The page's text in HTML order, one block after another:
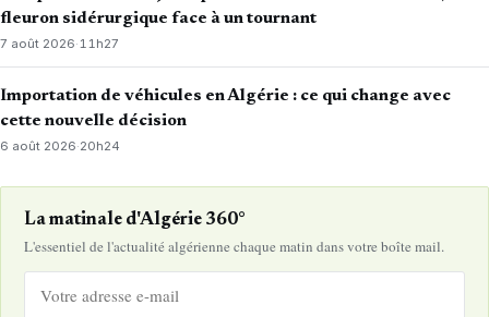
fleuron sidérurgique face à un tournant
7 août 2026· 11h27
Importation de véhicules en Algérie : ce qui change avec
cette nouvelle décision
6 août 2026·20h24
La matinale d'Algérie 360°
L'essentiel de l'actualité algérienne chaque matin dans votre boîte mail.